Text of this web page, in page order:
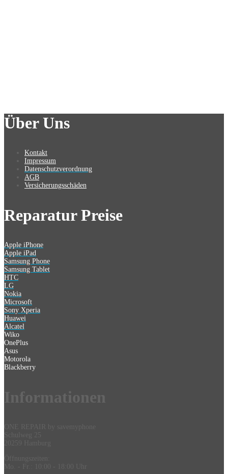
Über Uns
Kontakt
Impressum
Datenschutzverordnung
AGB
Versicherungsschäden
Reparatur Preise
Apple iPhone
Apple iPad
Samsung Phone
Samsung Tablet
HTC
LG
Nokia
Microsoft
Sony Xperia
Huawei
Alcatel
Wiko
OnePlus
Asus
Motorola
Blackberry
Information
ONE REPAIR by savemyphone
Schulweg 25